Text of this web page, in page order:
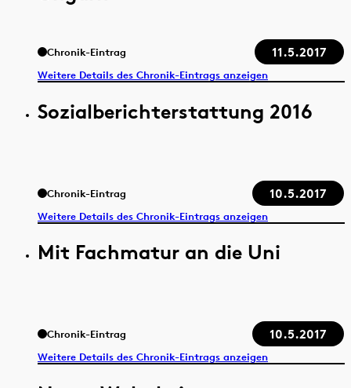
Chronik-Eintrag 11.5.2017
Weitere Details des Chronik-Eintrags anzeigen
Sozialberichterstattung 2016
Chronik-Eintrag 10.5.2017
Weitere Details des Chronik-Eintrags anzeigen
Mit Fachmatur an die Uni
Chronik-Eintrag 10.5.2017
Weitere Details des Chronik-Eintrags anzeigen